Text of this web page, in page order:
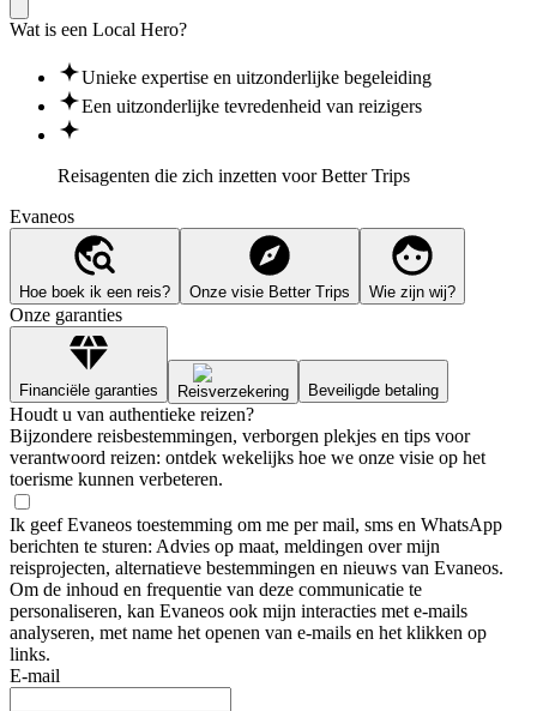
Wat is een Local Hero?
Unieke expertise en uitzonderlijke begeleiding
Een uitzonderlijke tevredenheid van reizigers
Reisagenten die zich inzetten voorBetter Trips
Evaneos
Hoe boek ik een reis? Onze visie Better Trips Wie zijn wij?
Onze garanties
Financiële garanties Reisverzekering Beveiligde betaling
Houdt u van authentieke reizen?
Bijzondere reisbestemmingen, verborgen plekjes en tips voor
verantwoord reizen: ontdek wekelijks hoe we onze visie op het
toerisme kunnen verbeteren.
Ik geef Evaneos toestemming om me per mail, sms en WhatsApp
berichten te sturen: Advies op maat, meldingen over mijn
reisprojecten, alternatieve bestemmingen en nieuws van Evaneos.
Om de inhoud en frequentie van deze communicatie te
personaliseren, kan Evaneos ook mijn interacties met e-mails
analyseren, met name het openen van e-mails en het klikken op
links.
E-mail